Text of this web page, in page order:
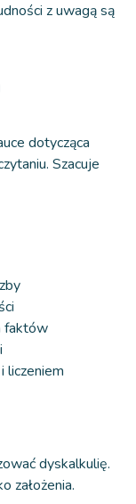
z uwagą są
dotycząca
Szacuje
faktów
liczeniem
dyskalkulię.
założenia.